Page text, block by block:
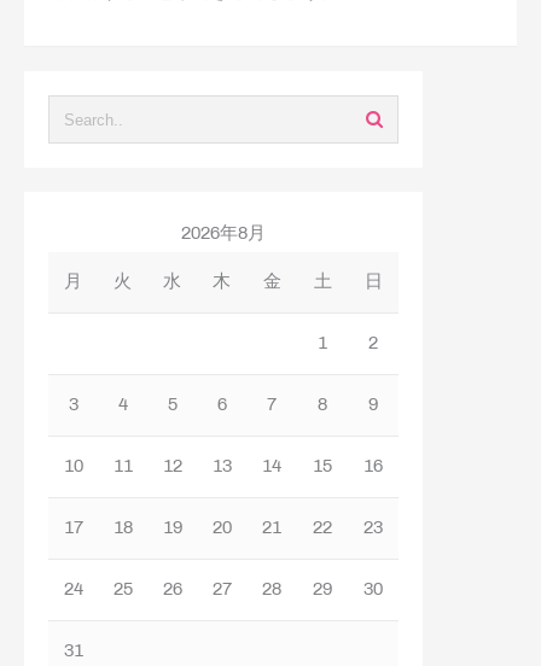
2026年8月
月 火 水 木 金 土 日
1 2
3 4 5 6 7 8 9
10 11 12 13 14 15 16
17 18 19 20 21 22 23
24 25 26 27 28 29 30
31